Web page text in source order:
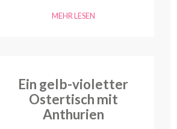
MEHR LESEN
Ein gelb-violetter
Ostertisch mit
Anthurien